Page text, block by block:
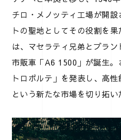
チロ・メノッティ工場が開
トの聖地としてその役割を
は、マセラティ兄弟とブラ
市販車「A6 1500」が誕生。
トロポルテ」を発表し、高
という新たな市場を切り拓い